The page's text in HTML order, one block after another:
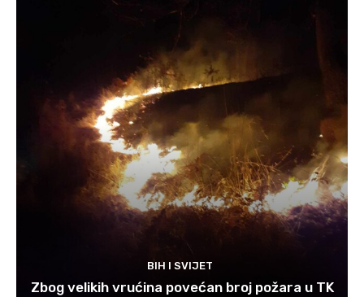
BIH I SVIJET
Zbog velikih vrućina povećan broj požara u TK